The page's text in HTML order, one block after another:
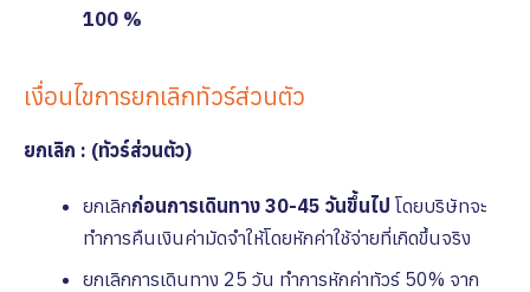
100 %
เงื่อนไขการยกเลิกทัวร์ส่วนตัว
ยกเลิก : (ทัวร์ส่วนตัว)
ยกเลิกก่อนการเดินทาง 30-45 วันขึ้นไป โดยบริษัทจะ
ทำการคืนเงินค่ามัดจำให้โดยหักค่าใช้จ่ายที่เกิดขึ้นจริง
ยกเลิกการเดินทาง 25 วัน ทำการหักค่าทัวร์ 50% จาก